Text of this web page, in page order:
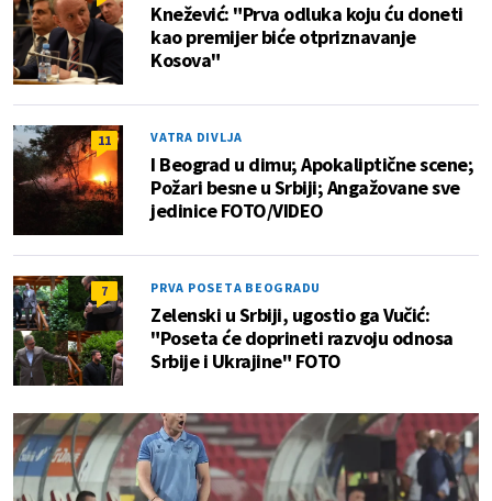
Knežević: "Prva odluka koju ću doneti
kao premijer biće otpriznavanje
Kosova"
11 VATRA DIVLJA
I Beograd u dimu; Apokaliptične scene;
Požari besne u Srbiji; Angažovane sve
jedinice FOTO/VIDEO
7 PRVA POSETA BEOGRADU
Zelenski u Srbiji, ugostio ga Vučić:
"Poseta će doprineti razvoju odnosa
Srbije i Ukrajine" FOTO